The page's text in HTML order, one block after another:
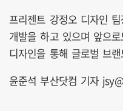
프리젠트 강정오 디자인
개발을 하고 있으며 앞으
디자인을 통해 글로벌 브
윤준석 부산닷컴 기자